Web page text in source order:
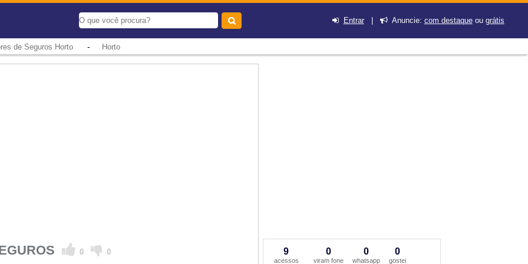
Entrar| Anuncie: com destaqueou grátis
de Seguros Horto- Horto
0 0 9
acessos
0
viram fone
0
whatsapp
0
gostei